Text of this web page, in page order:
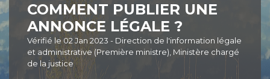
COMMENT PUBLIER UNE
ANNONCE LÉGALE ?
Vérifié le 02 Jan 2023 - Direction de l'information légale
et administrative (Première ministre), Ministère chargé
de la justice